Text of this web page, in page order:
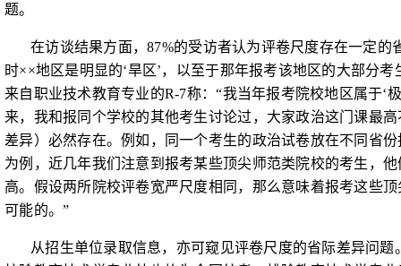
题。
在访谈结果方面，87%的受访者认为评卷尺度存在一定的
时××地区是明显的‘旱区’，以至于那年报考该地区的大部分
来自职业技术教育专业的R-7称：“我当年报考院校地区属于‘
来，我和报同个学校的其他考生讨论过，大家政治这门课最高
差异）必然存在。例如，同一个考生的政治试卷放在不同省
为例，近几年我们注意到报考某些顶尖师范类院校的考生，
高。假设两所院校评卷宽严尺度相同，那么意味着报考这些
可能的。”
从招生单位录取信息，亦可窥见评卷尺度的省际差异问题